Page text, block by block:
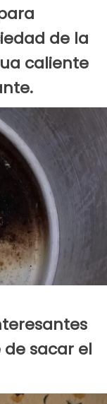
de la
caliente
sacar el